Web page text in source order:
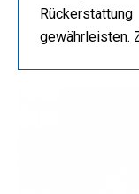
gewährleisten.